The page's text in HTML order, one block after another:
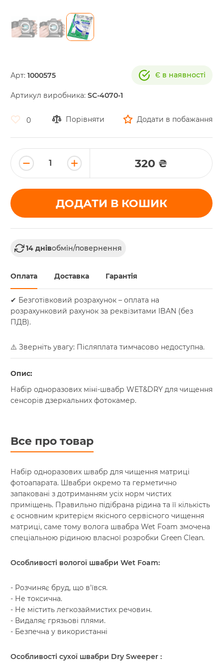
beginning
the
gallery
Арт: 1000575
Артикул виробника: SC-4070-1
Є в наявності
Порівняти Додати в побажання
0
320 ₴
ДОДАТИ В КОШИК
14 днівобмін/повернення
Оплата Доставка Гарантія
✔ Безготівковий розрахунок – оплата на
розрахунковий рахунок за реквізитами IBAN (без
ПДВ).
⚠️ Зверніть увагу: Післяплата тимчасово недоступна.
Опис:
Набір одноразових міні-швабр WET&DRY для чищення
сенсорів дзеркальних фотокамер.
Все про товар
Набір одноразових швабр для чищення матриці
фотоапарата. Швабри окремо та герметично
запаковані з дотриманням усіх норм чистих
приміщень. Правильно підібрана рідина та її кількість
є основним критерієм якісного сервісного чищення
матриці, саме тому волога швабра Wet Foam змочена
спеціальною рідиною власної розробки Green Clean.
Особливості вологої швабри Wet Foam:
- Розчиняє бруд, що в'ївся.
- Не токсична.
- Не містить легкозаймистих речовин.
- Видаляє грязьові плями.
- Безпечна у використанні
Особливості сухої швабри Dry Sweeper :